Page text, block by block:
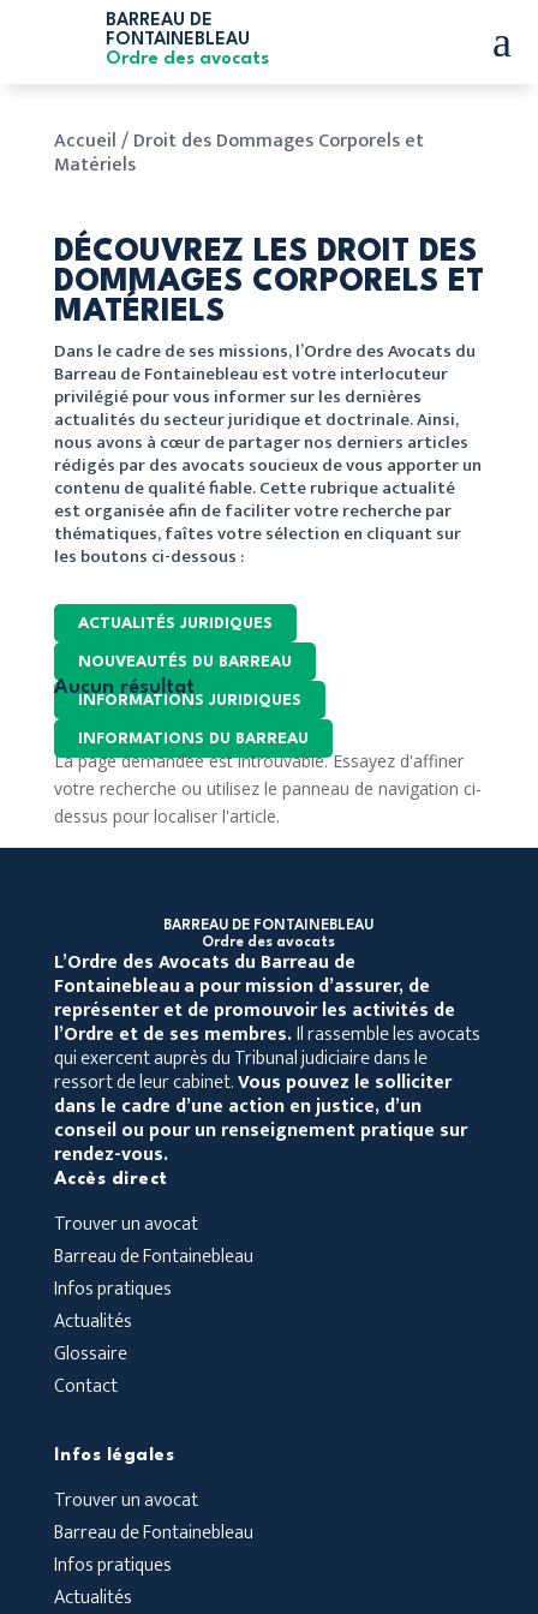
BARREAU DE
FONTAINEBLEAU
Ordre des avocats
a
Accueil/Droit des Dommages Corporels et
Matériels
DÉCOUVREZ LES DROIT DES
DOMMAGES CORPORELS ET
MATÉRIELS
Dans le cadre de ses missions, l’Ordre des Avocats du
Barreau de Fontainebleau est votre interlocuteur
privilégié pour vous informer sur les dernières
actualités du secteur juridique et doctrinale. Ainsi,
nous avons à cœur de partager nos derniers articles
rédigés par des avocats soucieux de vous apporter un
contenu de qualité fiable. Cette rubrique actualité
est organisée afin de faciliter votre recherche par
thématiques, faîtes votre sélection en cliquant sur
les boutons ci-dessous :
ACTUALITÉS JURIDIQUES
NOUVEAUTÉS DU BARREAU
INFORMATIONS JURIDIQUES
INFORMATIONS DU BARREAU
Aucun résultat
La page demandée est introuvable. Essayez d'affiner
votre recherche ou utilisez le panneau de navigation ci-
dessus pour localiser l'article.
BARREAU DE FONTAINEBLEAU
Ordre des avocats
L’Ordre des Avocats du Barreau de
Fontainebleaua pour mission d’assurer, de
représenter et de promouvoir les activités de
l’Ordre et de ses membres.Il rassemble les avocats
qui exercent auprès du Tribunal judiciaire dans le
ressort de leur cabinet.Vous pouvez le solliciter
dans le cadre d’une action en justice, d’un
conseil ou pour un renseignement pratique sur
rendez-vous.
Accès direct
Trouver un avocat
Barreau de Fontainebleau
Infos pratiques
Actualités
Glossaire
Contact
Infos légales
Trouver un avocat
Barreau de Fontainebleau
Infos pratiques
Actualités